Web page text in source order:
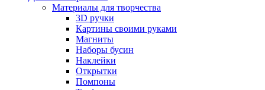
Материалы для творчества
3D ручки
Картины своими руками
Магниты
Наборы бусин
Наклейки
Открытки
Помпоны